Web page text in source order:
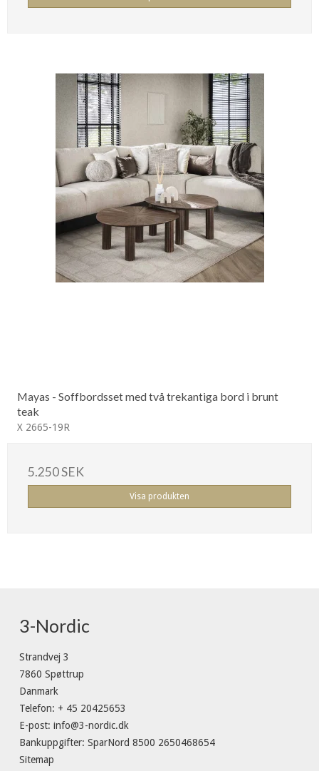
Mayas - Soffbordsset med två trekantiga bord i brunt
teak
X 2665-19R
5.250 SEK
Visa produkten
3-Nordic
Strandvej 3
7860 Spøttrup
Danmark
Telefon: + 45 20425653
E-post: info@3-nordic.dk
Bankuppgifter: SparNord 8500 2650468654
Sitemap